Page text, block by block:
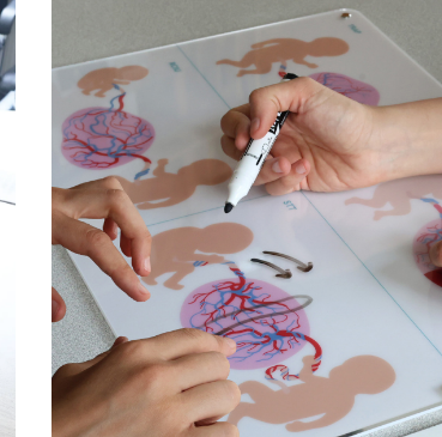
Outil de dialogue
Obstétrique & Médecine
Foetale @Necker AP-HP
Fablab hospitalier